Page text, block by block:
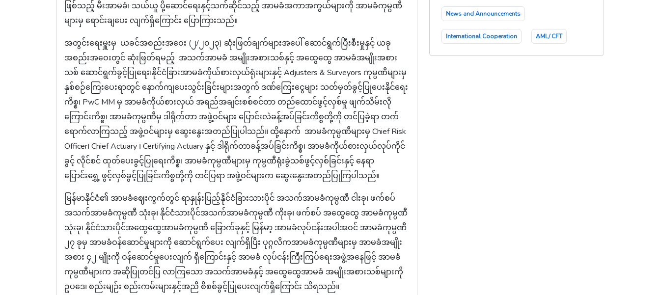
ဖြစ်သည့် မီးအာမခံ၊ သယ်ယူ ပို့ဆောင်ရေးနှင့်သက်ဆိုင်သည့် အာမခံအကာအကွယ်များကို အာမခံကုမ္ပဏီ
များမှ ရောင်းချပေး လျက်ရှိကြောင်း ပြောကြားသည်။
အတွင်းရေးမှူးမှ ယခင်အစည်းအဝေး (၂/၂၀၂၃) ဆုံးဖြတ်ချက်များအပေါ် ဆောင်ရွက်ပြီးစီးမှုနှင့် ယခု
အစည်းအဝေးတွင် ဆုံးဖြတ်ရမည့် အသက်အာမခံ အမျိုးအစားသစ်နှင့် အထွေထွေ အာမခံအမျိုးအစား
သစ် ဆောင်ရွက်ခွင့်ပြုရေး၊နိုင်ငံခြားအာမခံကိုယ်စားလှယ်ရုံးများနှင့် Adjusters & Surveyors ကုမ္ပဏီများမှ
နှစ်စဉ်ကြေးပေးရာတွင် နောက်ကျပေးသွင်းခြင်းများအတွက် ဒဏ်ကြေးငွေများ သတ်မှတ်ခွင့်ပြုပေးနိုင်ရေး
ကိစ္စ၊ PwC MM မှ အာမခံကိုယ်စားလှယ် အရည်အချင်းစစ်စင်တာ တည်ထောင်ဖွင့်လှစ်မှု ဖျက်သိမ်းလို
ကြောင်းကိစ္စ၊ အာမခံကုမ္ပဏီမှ ဒါရိုက်တာ အဖွဲ့ဝင်များ ပြောင်းလဲခန့်အပ်ခြင်းကိစ္စတို့ကို တင်ပြခဲ့ရာ တက်
ရောက်လာကြသည့် အဖွဲ့ဝင်များမှ ဆွေးနွေးအတည်ပြုပါသည်။ ထို့နောက် အာမခံကုမ္ပဏီများမှ Chief Risk
Officer၊ Chief Actuary ၊ Certifying Actuary နှင့် ဒါရိုက်တာခန့်အပ်ခြင်းကိစ္စ၊ အာမခံကိုယ်စားလှယ်လုပ်ကိုင်
ခွင့် လိုင်စင် ထုတ်ပေးခွင့်ပြုရေးကိစ္စ၊ အာမခံကုမ္ပဏီများမှ ကုမ္ပဏီရုံးခွဲသစ်ဖွင့်လှစ်ခြင်းနှင့် နေရာ
ပြောင်းရွှေ့ ဖွင့်လှစ်ခွင့်ပြုခြင်းကိစ္စတို့ကို တင်ပြရာ အဖွဲ့ဝင်များက ဆွေးနွေးအတည်ပြုကြပါသည်။
မြန်မာနိုင်ငံ၏ အာမခံဈေးကွက်တွင် ရာနှုန်းပြည့်နိုင်ငံခြားသားပိုင် အသက်အာမခံကုမ္ပဏီ ငါးခု၊ ဖက်စပ်
အသက်အာမခံကုမ္ပဏီ သုံးခု၊ နိုင်ငံသားပိုင်အသက်အာမခံကုမ္ပဏီ ကိုးခု၊ ဖက်စပ် အထွေထွေ အာမခံကုမ္ပဏီ
သုံးခု၊ နိုင်ငံသားပိုင်အထွေထွေအာမခံကုမ္ပဏီ ခြောက်ခုနှင့် မြန်မာ့ အာမခံလုပ်ငန်းအပါအဝင် အာမခံကုမ္ပဏီ
၂၇ ခုမှ အာမခံဝန်ဆောင်မှုများကို ဆောင်ရွက်ပေး လျက်ရှိပြီး ပုဂ္ဂလိကအာမခံကုမ္ပဏီများမှ အာမခံအမျိုး
အစား ၄၂ မျိုးကို ဝန်ဆောင်မှုပေးလျက် ရှိကြောင်းနှင့် အာမခံ လုပ်ငန်းကြီးကြပ်ရေးအဖွဲ့အနေဖြင့် အာမခံ
ကုမ္ပဏီများက အဆိုပြုတင်ပြ လာကြသော အသက်အာမခံနှင့် အထွေထွေအာမခံ အမျိုးအစားသစ်များကို
ဥပဒေ၊ စည်းမျဉ်း စည်းကမ်းများနှင့်အညီ စိစစ်ခွင့်ပြုပေးလျက်ရှိကြောင်း သိရသည်။
News and Announcements
International Cooperation AML/ CFT